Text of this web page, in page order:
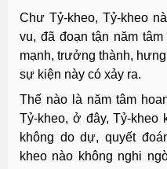
Chư Tỷ-kheo, Tỷ-kheo
vu, đã đoạn tận năm
mạnh, trưởng thành,
sự kiện này có xảy ra.
Thế nào là năm tâm
Tỷ-kheo, ở đây, Tỷ-
không do dự, quyết
kheo nào không nghi